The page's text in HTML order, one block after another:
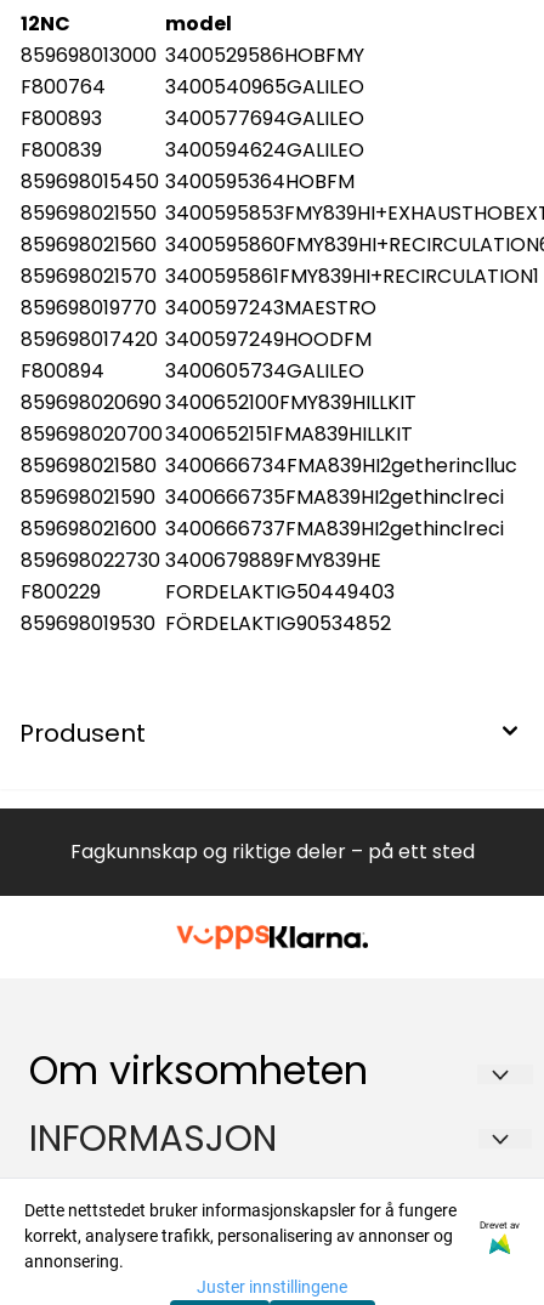
12NC
model
859698013000 3400529586HOBFMY
F800764
3400540965GALILEO
F800893
3400577694GALILEO
F800839
3400594624GALILEO
859698015450 3400595364HOBFM
859698021550
859698021560
859698021570 3400595861FMY839HI+RECIRCULATION1
859698019770 3400597243MAESTRO
859698017420 3400597249HOODFM
F800894
3400605734GALILEO
8596980206903400652100FMY839HILLKIT
8596980207003400652151FMA839HILLKIT
859698021580 3400666734FMA839HI2getherinclluc
859698021590 3400666735FMA839HI2gethinclreci
859698021600 3400666737FMA839HI2gethinclreci
8596980227303400679889FMY839HE
F800229
FORDELAKTIG50449403
859698019530 FÖRDELAKTIG90534852
Produsent
Fagkunnskap og riktige deler – på ett sted
Om virksomheten
Hvitevareteknikk AS
1481 Hagan
Org. nr. 988573450
INFORMASJON
Salgsbetingelser
Forsendelse og retur
Kontakt
Om oss
Nyhetsbrev
Dette nettstedet bruker informasjonskapsler for å fungere
korrekt, analysere trafikk, personalisering av annonser og
annonsering.
Drevet av
Juster innstillingene